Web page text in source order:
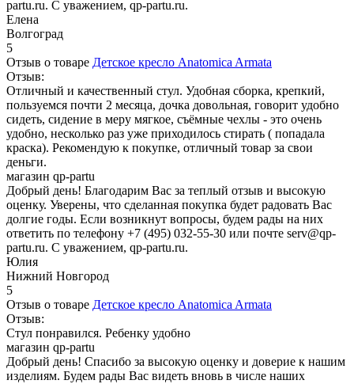
partu.ru. С уважением, qp-partu.ru.
Елена
Волгоград
5
Отзыв о товаре Детское кресло Anatomica Armata
Отзыв:
Отличный и качественный стул. Удобная сборка, крепкий,
пользуемся почти 2 месяца, дочка довольная, говорит удобно
сидеть, сидение в меру мягкое, съёмные чехлы - это очень
удобно, несколько раз уже приходилось стирать ( попадала
краска). Рекомендую к покупке, отличный товар за свои
деньги.
магазин qp-partu
Добрый день! Благодарим Вас за теплый отзыв и высокую
оценку. Уверены, что сделанная покупка будет радовать Вас
долгие годы. Если возникнут вопросы, будем рады на них
ответить по телефону +7 (495) 032-55-30 или почте serv@qp-
partu.ru. С уважением, qp-partu.ru.
Юлия
Нижний Новгород
5
Отзыв о товаре Детское кресло Anatomica Armata
Отзыв:
Стул понравился. Ребенку удобно
магазин qp-partu
Добрый день! Спасибо за высокую оценку и доверие к нашим
изделиям. Будем рады Вас видеть вновь в числе наших